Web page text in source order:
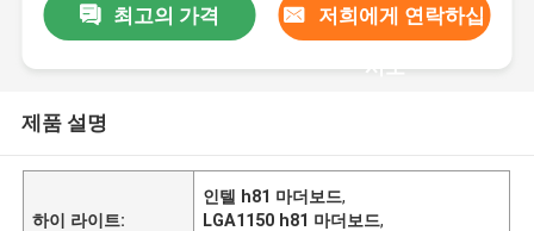
최고의 가격 저희에게 연락하십
시오
제품 설명
하이 라이트:
인텔 h81 마더보드,
LGA1150 h81 마더보드,